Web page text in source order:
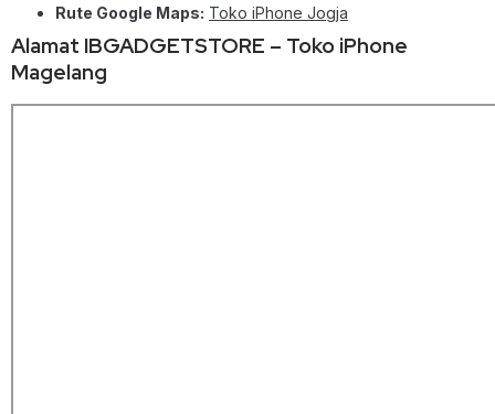
Rute Google Maps: Toko iPhone Jogja
Alamat IBGADGETSTORE – Toko iPhone
Magelang